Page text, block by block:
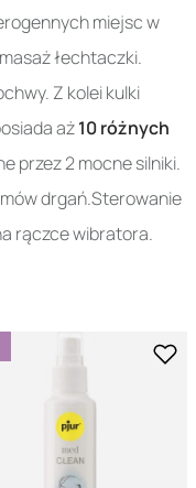
miejsc w
łechtaczki.
Z kolei kulki
aż10 różnych
przez 2 mocne silniki.
drgań.Sterowanie
rączce wibratora.